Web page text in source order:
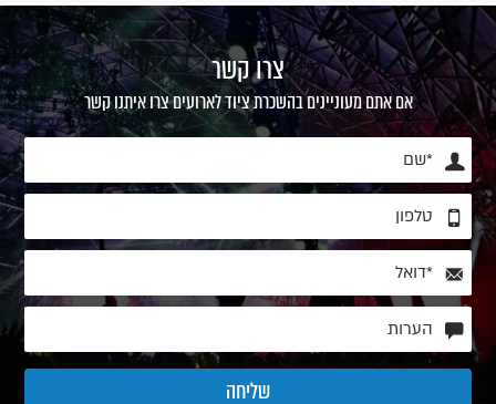
צרו קשר
אם אתם מעוניינים בהשכרת ציוד לארועים צרו איתנו קשר